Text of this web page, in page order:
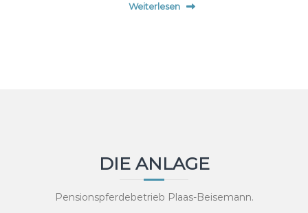
Weiterlesen
DIE ANLAGE
Pensionspferdebetrieb Plaas-Beisemann.